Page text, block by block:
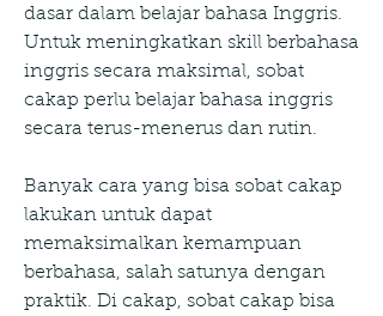
dasar dalam belajar bahasa Inggris.
Untuk meningkatkan skill berbahasa
inggris secara maksimal, sobat
cakap perlu belajar bahasa inggris
secara terus-menerus dan rutin.
Banyak cara yang bisa sobat cakap
lakukan untuk dapat
memaksimalkan kemampuan
berbahasa, salah satunya dengan
praktik. Di cakap, sobat cakap bisa